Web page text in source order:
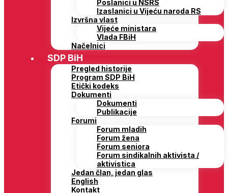
Poslanici u NSRS
Izaslanici u Vijeću naroda RS
Izvršna vlast
Vijeće ministara
Vlada FBiH
Načelnici
SDP BiH
Pregled historije
Program SDP BiH
Etički kodeks
Dokumenti
Dokumenti
Publikacije
Forumi
Forum mladih
Forum žena
Forum seniora
Forum sindikalnih aktivista /
aktivistica
Jedan član, jedan glas
English
Kontakt